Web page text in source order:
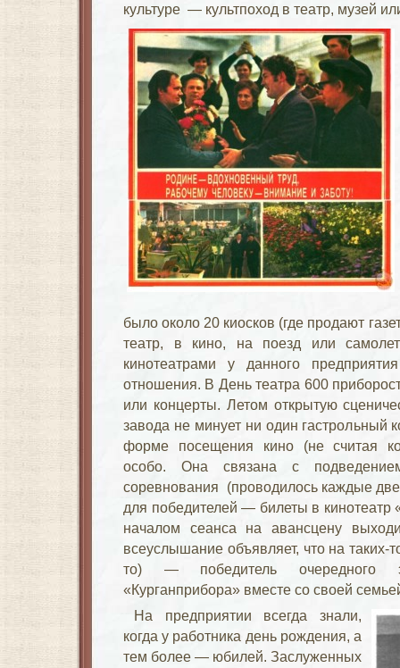
культуре — культпоход в театр, музей
было около 20 киосков (где продают
театр, в кино, на поезд или
кинотеатрами у данного
отношения. В День театра 600
или концерты. Летом открытую
завода не минует ни один гастрольный
форме посещения кино (не считая
особо. Она связана с подведением
соревнования (проводилось каждые
для победителей — билеты в
началом сеанса на авансцену
всеуслышание объявляет, что на таких-
то) — победитель очередного
«Курганприбора» вместе со своей
На предприятии всегда знали,
когда у работника день рождения, а
тем более — юбилей. Заслуженных